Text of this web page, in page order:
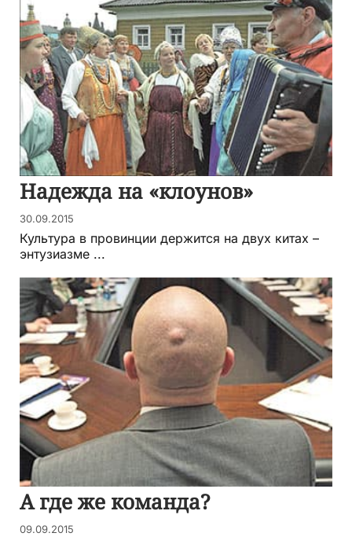
Надежда на «клоунов»
30.09.2015
Культура в провинции держится на двух китах –
энтузиазме ...
А где же команда?
09.09.2015